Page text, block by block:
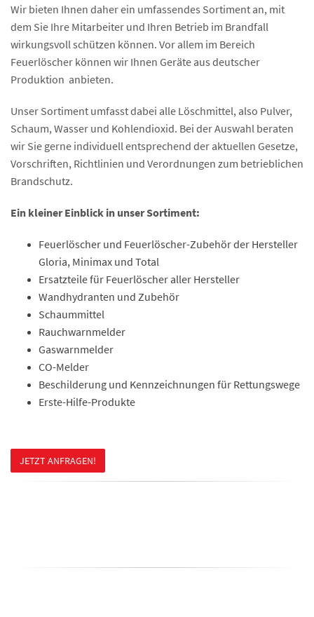
Wir bieten Ihnen daher ein umfassendes Sortiment an, mit
dem Sie Ihre Mitarbeiter und Ihren Betrieb im Brandfall
wirkungsvoll schützen können. Vor allem im Bereich
Feuerlöscher können wir Ihnen Geräte aus deutscher
Produktion anbieten.
Unser Sortiment umfasst dabei alle Löschmittel, also Pulver,
Schaum, Wasser und Kohlendioxid. Bei der Auswahl beraten
wir Sie gerne individuell entsprechend der aktuellen Gesetze,
Vorschriften, Richtlinien und Verordnungen zum betrieblichen
Brandschutz.
Ein kleiner Einblick in unser Sortiment:
Feuerlöscher und Feuerlöscher-Zubehör der Hersteller
Gloria, Minimax und Total
Ersatzteile für Feuerlöscher aller Hersteller
Wandhydranten und Zubehör
Schaummittel
Rauchwarnmelder
Gaswarnmelder
CO-Melder
Beschilderung und Kennzeichnungen für Rettungswege
Erste-Hilfe-Produkte
JETZT ANFRAGEN!